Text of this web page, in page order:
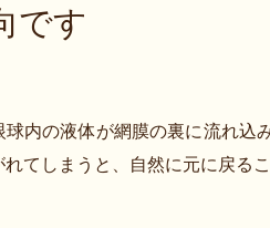
です
内の液体が網膜の裏に流れ込
てしまうと、自然に元に戻る